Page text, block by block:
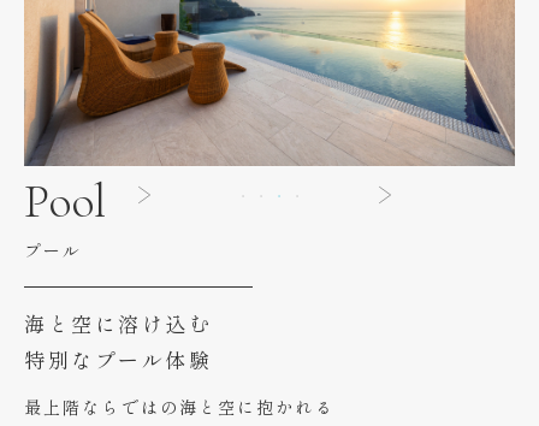
Pool
プール
海と空に溶け込む
特別なプール体験
最上階ならではの海と空に抱かれる